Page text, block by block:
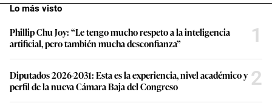
Lo más visto
Phillip Chu Joy: “Le tengo mucho respeto a la inteligencia
artificial, pero también mucha desconfianza”
1
Diputados 2026-2031: Esta es la experiencia, nivel académico y
perfil de la nueva Cámara Baja del Congreso
2